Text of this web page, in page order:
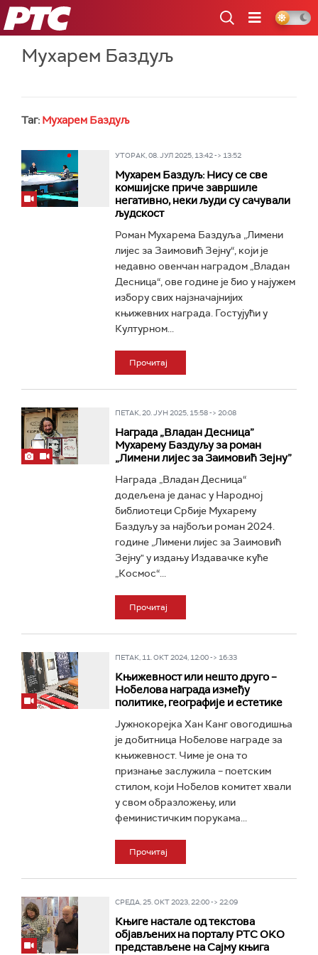
РТС
Мухарем Баздуљ
Таг: Мухарем Баздуљ
УТОРАК, 08. ЈУЛ 2025, 13:42 -> 13:52
Мухарем Баздуљ: Нису се све
комшијске приче завршиле
негативно, неки људи су сачували
људскост
Роман Мухарема Баздуља „Лимени
лијес за Заимовић Зејну“, који је
недавно овенчан наградом „Владан
Десница“, ове године је био у најужем
избору свих најзначајнијих
књижевних награда. Гостујући у
Културном...
Прочитај
ПЕТАК, 20. ЈУН 2025, 15:58 -> 20:08
Награда „Владан Десница”
Мухарему Баздуљу за роман
„Лимени лијес за Заимовић Зејну”
Награда „Владан Десница“
додељена је данас у Народној
библиотеци Србије Мухарему
Баздуљу за најбољи роман 2024.
године „Лимени лијес за Заимовић
Зејну" у издању Издавачке куће
„Космос“...
Прочитај
ПЕТАК, 11. ОКТ 2024, 12:00 -> 16:33
Књижевност или нешто друго –
Нобелова награда између
политике, географије и естетике
Јужнокорејка Хан Канг овогодишња
је добитница Нобелове награде за
књижевност. Чиме је она то
признање заслужила – поетским
стилом, који Нобелов комитет хвали
у свом образложењу, или
феминистичким порукама...
Прочитај
СРЕДА, 25. ОКТ 2023, 22:00 -> 22:09
Књиге настале од текстова
објављених на порталу РТС ОКО
представљене на Сајму књига